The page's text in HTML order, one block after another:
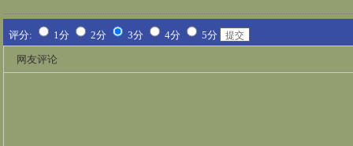
评分: 1分 2分 3分 4分 5分
网友评论